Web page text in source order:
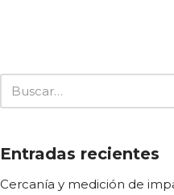
Entradas recientes
Cercanía y medición de